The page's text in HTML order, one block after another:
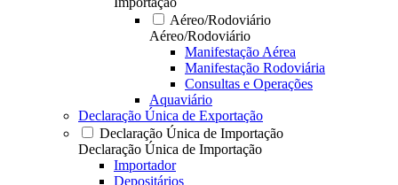
Aéreo/Rodoviário
Aéreo/Rodoviário
Manifestação Aérea
Manifestação Rodoviária
Consultas e Operações
Aquaviário
Declaração Única de Exportação
Declaração Única de Importação
Declaração Única de Importação
Importador
Depositários